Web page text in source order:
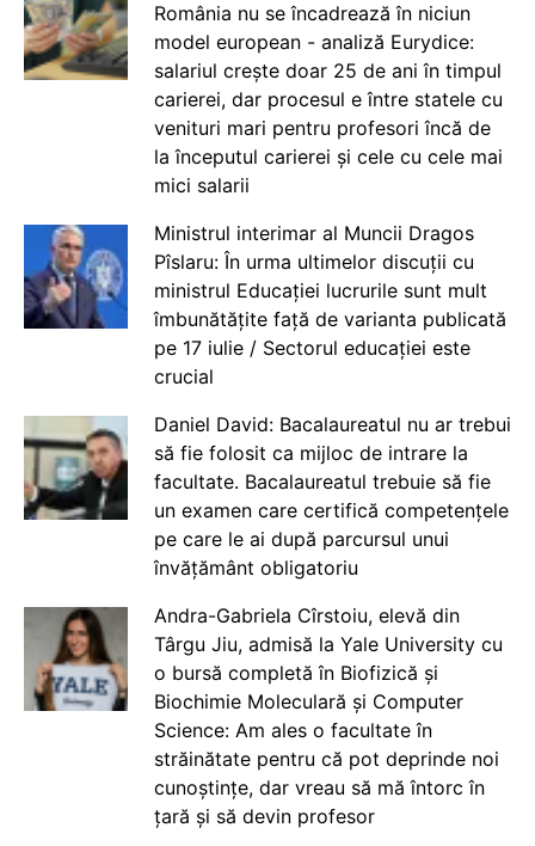
România nu se încadrează în niciun
model european - analiză Eurydice:
salariul crește doar 25 de ani în timpul
carierei, dar procesul e între statele cu
venituri mari pentru profesori încă de
la începutul carierei și cele cu cele mai
mici salarii
Ministrul interimar al Muncii Dragos
Pîslaru: În urma ultimelor discuții cu
ministrul Educației lucrurile sunt mult
îmbunătățite față de varianta publicată
pe 17 iulie / Sectorul educației este
crucial
Daniel David: Bacalaureatul nu ar trebui
să fie folosit ca mijloc de intrare la
facultate. Bacalaureatul trebuie să fie
un examen care certifică competențele
pe care le ai după parcursul unui
învățământ obligatoriu
Andra-Gabriela Cîrstoiu, elevă din
Târgu Jiu, admisă la Yale University cu
o bursă completă în Biofizică și
Biochimie Moleculară și Computer
Science: Am ales o facultate în
străinătate pentru că pot deprinde noi
cunoștințe, dar vreau să mă întorc în
țară și să devin profesor